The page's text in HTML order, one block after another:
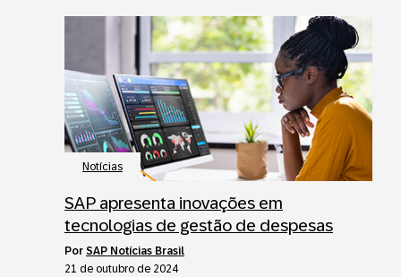
Notícias
SAP apresenta inovações em
tecnologias de gestão de despesas
por SAP Notícias Brasil
21 de outubro de 2024